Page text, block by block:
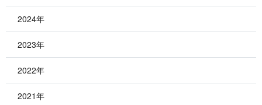
2024年
2023年
2022年
2021年